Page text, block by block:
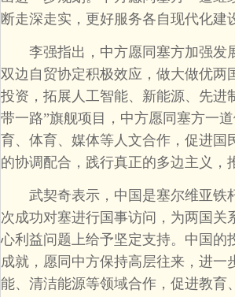
断走深走实，更好服务各自现代化
李强指出，中方愿同塞方加强发
双边自贸协定积极效应，做大做优
投资，拓展人工智能、新能源、先进
带一路”旗舰项目，中方愿同塞方一
育、体育、媒体等人文合作，促进
的协调配合，践行真正的多边主义
武契奇表示，中国是塞尔维亚铁杆
次成功对塞进行国事访问，为两国
心利益问题上给予坚定支持。中国
成就，愿同中方保持高层往来，进
能、清洁能源等领域合作，促进教